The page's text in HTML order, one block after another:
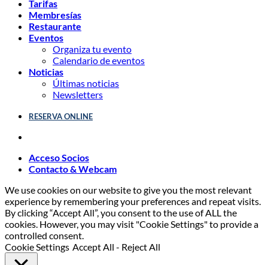
Tarifas
Membresías
Restaurante
Eventos
Organiza tu evento
Calendario de eventos
Noticias
Últimas noticias
Newsletters
RESERVA ONLINE
Acceso Socios
Contacto & Webcam
We use cookies on our website to give you the most relevant
experience by remembering your preferences and repeat visits.
By clicking “Accept All”, you consent to the use of ALL the
cookies. However, you may visit "Cookie Settings" to provide a
controlled consent.
Cookie Settings Accept All - Reject All